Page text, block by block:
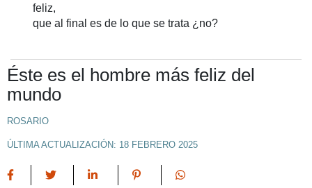
feliz,
que al final es de lo que se trata ¿no?
Éste es el hombre más feliz del
mundo
ROSARIO
ÚLTIMA ACTUALIZACIÓN: 18 FEBRERO 2025